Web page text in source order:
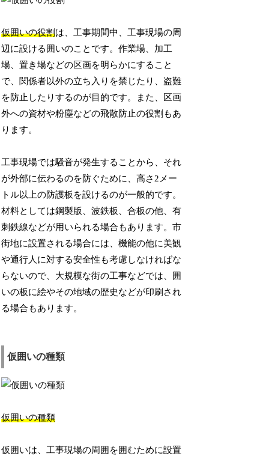
仮囲いの役割は、工事期間中、工事現場の周
辺に設ける囲いのことです。作業場、加工
場、置き場などの区画を明らかにすること
で、関係者以外の立ち入りを禁じたり、盗難
を防止したりするのが目的です。また、区画
外への資材や粉塵などの飛散防止の役割もあ
ります。
工事現場では騒音が発生することから、それ
が外部に伝わるのを防ぐために、高さ2メー
トル以上の防護板を設けるのが一般的です。
材料としては鋼製版、波鉄板、合板の他、有
刺鉄線などが用いられる場合もあります。市
街地に設置される場合には、機能の他に美観
や通行人に対する安全性も考慮しなければな
らないので、大規模な街の工事などでは、囲
いの板に絵やその地域の歴史などが印刷され
る場合もあります。
仮囲いの種類
仮囲いの種類
仮囲いは、工事現場の周囲を囲むために設置